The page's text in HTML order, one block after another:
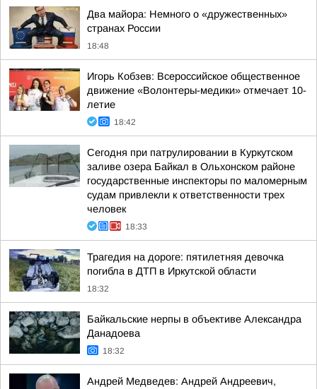
Два майора: Немного о «дружественных»
странах России
18:48
Игорь Кобзев: Всероссийское общественное
движение «Волонтеры-медики» отмечает 10-
летие
18:42
Сегодня при патрулировании в Куркутском
заливе озера Байкал в Ольхонском районе
государственные инспекторы по маломерным
судам привлекли к ответственности трех
человек
18:33
Трагедия на дороге: пятилетняя девочка
погибла в ДТП в Иркутской области
18:32
Байкальские нерпы в объективе Александра
Данадоева
18:32
Андрей Медведев: Андрей Андреевич,